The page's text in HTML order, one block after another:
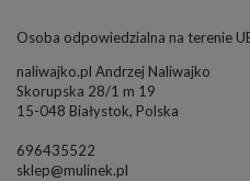
Osoba odpowiedzialna na terenie
naliwajko.pl Andrzej Naliwajko
Skorupska 28/1 m 19
15-048 Białystok, Polska
696435522
sklep@mulinek.pl